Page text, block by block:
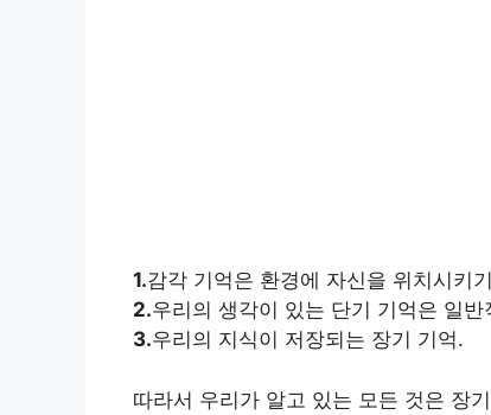
1.감각 기억은 환경에 자신을 위치시키
2.우리의 생각이 있는 단기 기억은 일
3.우리의 지식이 저장되는 장기 기억.
따라서 우리가 알고 있는 모든 것은 장